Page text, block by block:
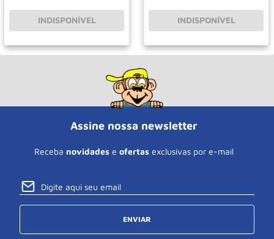
INDISPONÍVEL INDISPONÍVEL
Assine nossa newsletter
Receba novidades e ofertas exclusivas por e-mail
ENVIAR